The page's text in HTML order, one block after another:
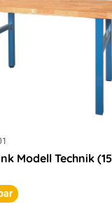
Modell Technik